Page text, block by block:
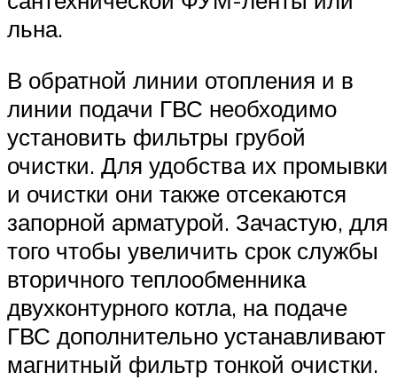
льна.
В обратной линии отопления и в
линии подачи ГВС необходимо
установить фильтры грубой
очистки. Для удобства их промывки
и очистки они также отсекаются
запорной арматурой. Зачастую, для
того чтобы увеличить срок службы
вторичного теплообменника
двухконтурного котла, на подаче
ГВС дополнительно устанавливают
магнитный фильтр тонкой очистки.